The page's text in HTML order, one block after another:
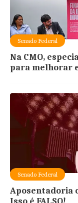
Senado Federal
Na CMO,
para melhorar
Senado Federal
Aposentadoria